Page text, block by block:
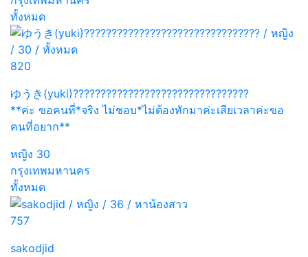
ทั้งหมด
820
ゆうき(yuki)????????????????????????????????
**ค่ะ ขอคนที่*จริง ไม่ชอบ*ไม่ต้องทักมาค่ะเสียเวลาค่ะขอ
คนที่อยาก**
หญิง 30
กรุงเทพมหานคร
ทั้งหมด
757
sakodjid